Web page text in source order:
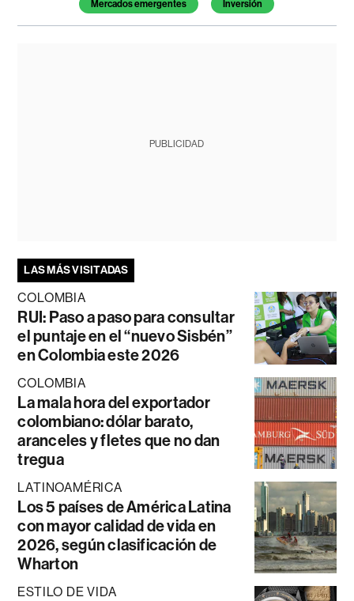
Mercados emergentes Inversión
PUBLICIDAD
LAS MÁS VISITADAS
COLOMBIA
RUI: Paso a paso para consultar
el puntaje en el “nuevo Sisbén”
en Colombia este 2026
COLOMBIA
La mala hora del exportador
colombiano: dólar barato,
aranceles y fletes que no dan
tregua
LATINOAMÉRICA
Los 5 países de América Latina
con mayor calidad de vida en
2026, según clasificación de
Wharton
ESTILO DE VIDA